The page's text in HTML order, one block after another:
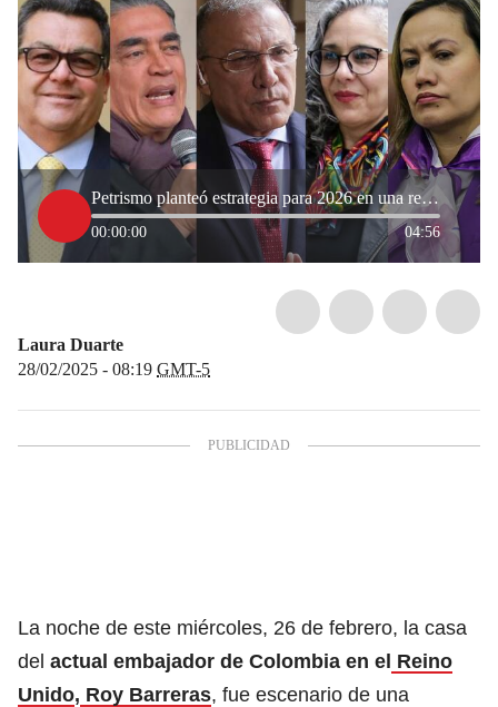
Petrismo planteó estrategia para 2026 en una reunión clave en casa de Roy Barreras
00:00:00 04:56
Laura Duarte
28/02/2025 - 08:19 GMT-5
La noche de este miércoles, 26 de febrero, la casa
del actual embajador de Colombia en el Reino
Unido, Roy Barreras, fue escenario de una